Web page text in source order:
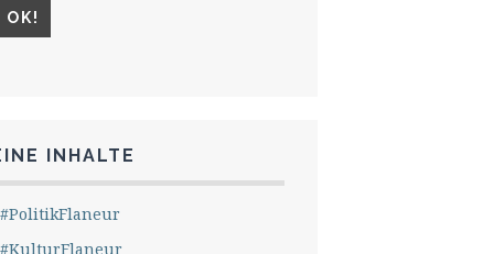
INHALTE
#PolitikFlaneur
#KulturFlaneur